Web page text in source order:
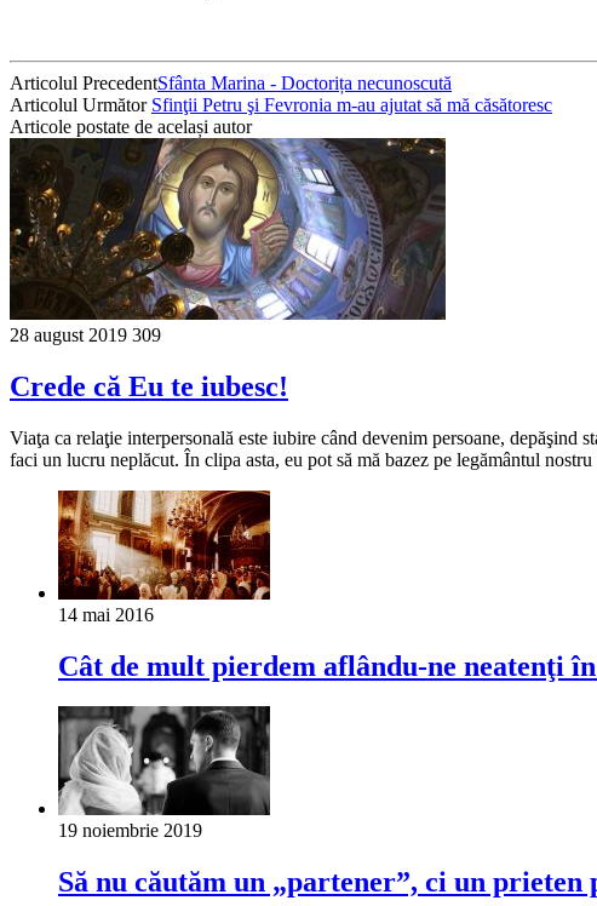
Articolul PrecedentSfânta Marina - Doctorița necunoscută
Articolul Următor Sfinţii Petru şi Fevronia m-au ajutat să mă căsătoresc
Articole postate de același autor
28 august 2019 309
Crede că Eu te iubesc!
Viaţa ca relaţie interpersonală este iubire când devenim persoane,
faci un lucru neplăcut. În clipa asta, eu pot să mă bazez pe legământul
14 mai 2016
Cât de mult pierdem aflându-ne neatenţi
19 noiembrie 2019
Să nu căutăm un „partener”, ci un prieten